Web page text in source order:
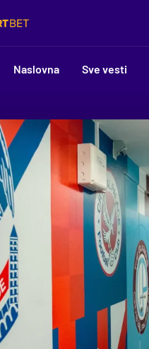
Naslovna Sve vesti